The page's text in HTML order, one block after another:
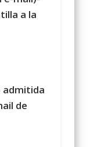
a la
admitida
de